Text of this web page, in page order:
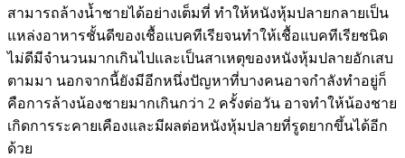
สามารถล้างน้ำชายได้อย่างเต็มที่ ทำให้หนังหุ้มปลายกลายเป็น
แหล่งอาหารชั้นดีของเชื้อแบคทีเรียจนทำให้เชื้อแบคทีเรียชนิด
ไม่ดีมีจำนวนมากเกินไปและเป็นสาเหตุของหนังหุ้มปลายอักเสบ
ตามมา นอกจากนี้ยังมีอีกหนึ่งปัญหาที่บางคนอาจกำลังทำอยู่ก็
คือการล้างน้องชายมากเกินกว่า 2 ครั้งต่อวัน อาจทำให้น้องชาย
เกิดการระคายเคืองและมีผลต่อหนังหุ้มปลายที่รูดยากขึ้นได้อีก
ด้วย